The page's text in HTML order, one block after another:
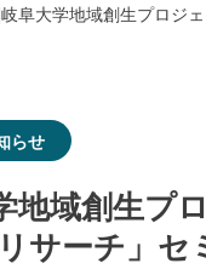
阜大学地域創生プロジ
らせ
地域創生プ
サーチ」セ